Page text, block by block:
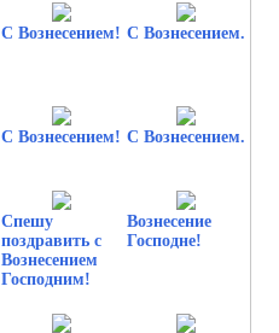
С Вознесением! С Вознесением.
С Вознесением! С Вознесением.
Спешу
поздравить с
Вознесением
Господним!
Вознесение
Господне!